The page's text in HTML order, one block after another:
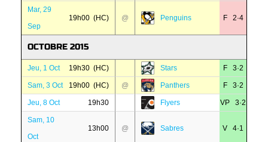
Mar, 29
Sep
19h00 (HC) @ Penguins F 2·4
OCTOBRE 2015
Jeu, 1 Oct 19h30 (HC) Stars F 3·2
Sam, 3 Oct 19h00 (HC) @ Panthers F 3·2
Jeu, 8 Oct 19h30 Flyers VP 3·2
Sam, 10
Oct
13h00 @ Sabres V 4·1